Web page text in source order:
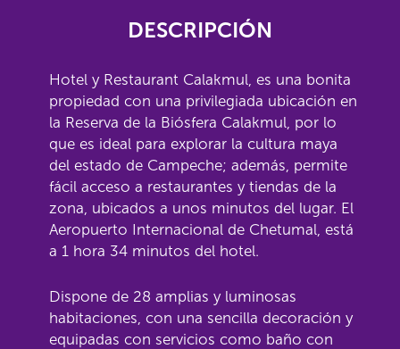
DESCRIPCIÓN
Hotel y Restaurant Calakmul, es una bonita
propiedad con una privilegiada ubicación en
la Reserva de la Biósfera Calakmul, por lo
que es ideal para explorar la cultura maya
del estado de Campeche; además, permite
fácil acceso a restaurantes y tiendas de la
zona, ubicados a unos minutos del lugar. El
Aeropuerto Internacional de Chetumal, está
a 1 hora 34 minutos del hotel.
Dispone de 28 amplias y luminosas
habitaciones, con una sencilla decoración y
equipadas con servicios como baño con